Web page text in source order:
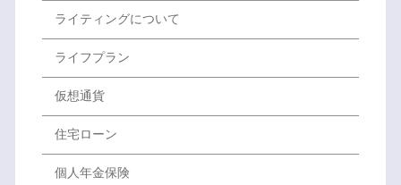
ライティングについて
ライフプラン
仮想通貨
住宅ローン
個人年金保険